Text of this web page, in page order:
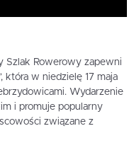
Szlak Rowerowy zapewni
która w niedzielę 17 maja
Wydarzenie
i promuje popularny
związane z